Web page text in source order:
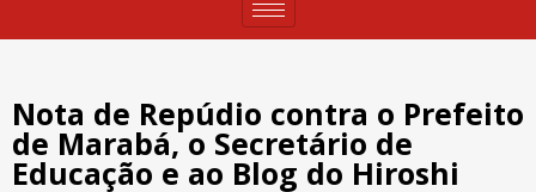
Nota de Repúdio contra o Prefeito
de Marabá, o Secretário de
Educação e ao Blog do Hiroshi